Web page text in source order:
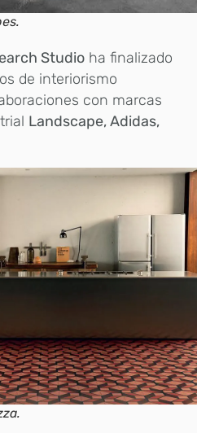
Studio ha finalizado
de interiorismo
con marcas
Landscape, Adidas,